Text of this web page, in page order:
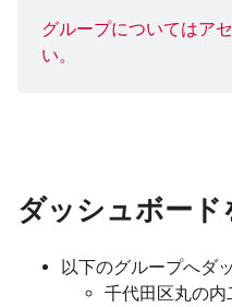
グループについてはア
い。
ダッシュボード
以下のグループへダ
千代田区丸の内